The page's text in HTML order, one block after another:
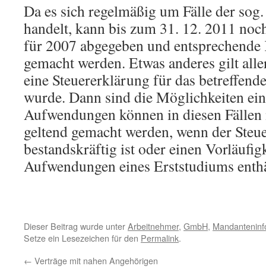
Da es sich regelmäßig um Fälle der
handelt, kann bis zum 31. 12. 2011
für 2007 abgegeben und
gemacht werden. Etwas anderes gilt
eine Steuererklärung für das
wurde. Dann sind die Möglichkeiten
Aufwendungen können in diesen
geltend gemacht werden, wenn der
bestandskräftig ist oder einen
Aufwendungen eines Erststudiums
Dieser Beitrag wurde unterArbeitnehmer, GmbH,
Setze ein Lesezeichen für den Permalink.
← Verträge mit nahen Angehörigen